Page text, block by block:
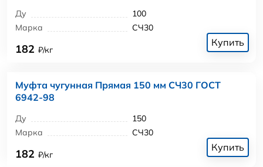
Ду
100
Марка
СЧ30
182 ₽/кг
Купить
Муфта чугунная Прямая 150 мм СЧ30 ГОСТ
6942-98
Ду
150
Марка
СЧ30
182 ₽/кг
Купить